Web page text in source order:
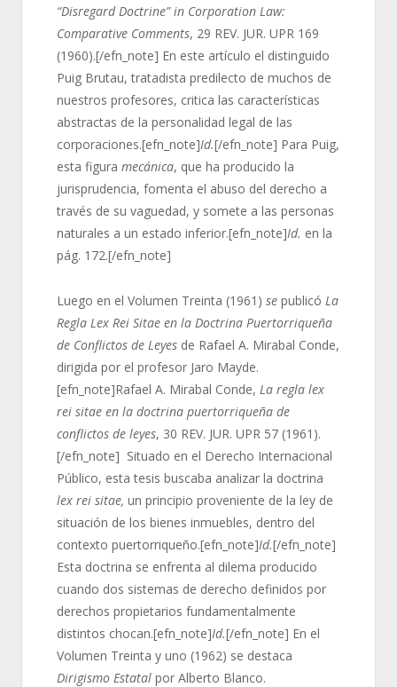
“Disregard Doctrine” in Corporation Law:
Comparative Comments, 29 REV. JUR. UPR 169
(1960).[/efn_note] En este artículo el distinguido
Puig Brutau, tratadista predilecto de muchos de
nuestros profesores, critica las características
abstractas de la personalidad legal de las
corporaciones.[efn_note]Id.[/efn_note] Para Puig,
esta figura mecánica, que ha producido la
jurisprudencia, fomenta el abuso del derecho a
través de su vaguedad, y somete a las personas
naturales a un estado inferior.[efn_note]Id. en la
pág. 172.[/efn_note]
Luego en el Volumen Treinta (1961) sepublicó La
Regla Lex Rei Sitae en la Doctrina Puertorriqueña
de Conflictos de Leyes de Rafael A. Mirabal Conde,
dirigida por el profesor Jaro Mayde.
[efn_note]Rafael A. Mirabal Conde, La regla lex
rei sitae en la doctrina puertorriqueña de
conflictos de leyes, 30 REV. JUR. UPR 57 (1961).
[/efn_note] Situado en el Derecho Internacional
Público, esta tesis buscaba analizar la doctrina
lex rei sitae, un principio proveniente de la ley de
situación de los bienes inmuebles, dentro del
contexto puertorriqueño.[efn_note]Id.[/efn_note]
Esta doctrina se enfrenta al dilema producido
cuando dos sistemas de derecho definidos por
derechos propietarios fundamentalmente
distintos chocan.[efn_note]Id.[/efn_note] En el
Volumen Treinta y uno (1962) se destaca
Dirigismo Estatal por Alberto Blanco.